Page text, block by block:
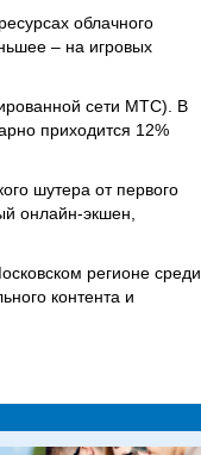
облачного
– на игровых
сети МТС). В
приходится 12%
шутера от первого
онлайн-экшен,
регионе среди
контента и